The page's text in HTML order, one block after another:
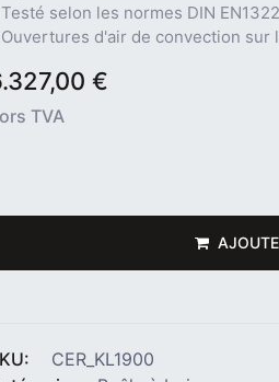
selon les normes DIN
d'air de convection sur
€
TVA
CER_KL1900